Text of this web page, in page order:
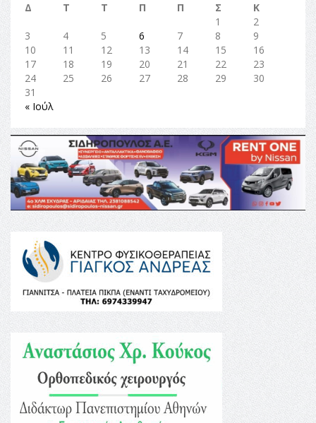
Δ
Τ Τ Π Π Σ
Κ
1
2
3
4 5 6 7 8
9
10
11 12 13 14 15
16
17
18 19 20 21 22
23
24
25 26 27 28 29
30
31
« Ιούλ